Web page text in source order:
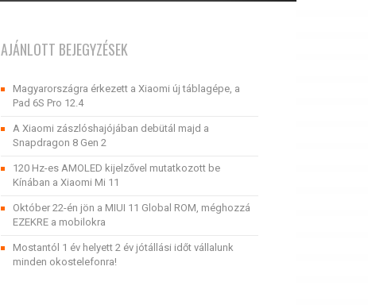
AJÁNLOTT BEJEGYZÉSEK
Magyarországra érkezett a Xiaomi új táblagépe, a
Pad 6S Pro 12.4
A Xiaomi zászlóshajójában debütál majd a
Snapdragon 8 Gen 2
120 Hz-es AMOLED kijelzővel mutatkozott be
Kínában a Xiaomi Mi 11
Október 22-én jön a MIUI 11 Global ROM, méghozzá
EZEKRE a mobilokra
Mostantól 1 év helyett 2 év jótállási időt vállalunk
minden okostelefonra!